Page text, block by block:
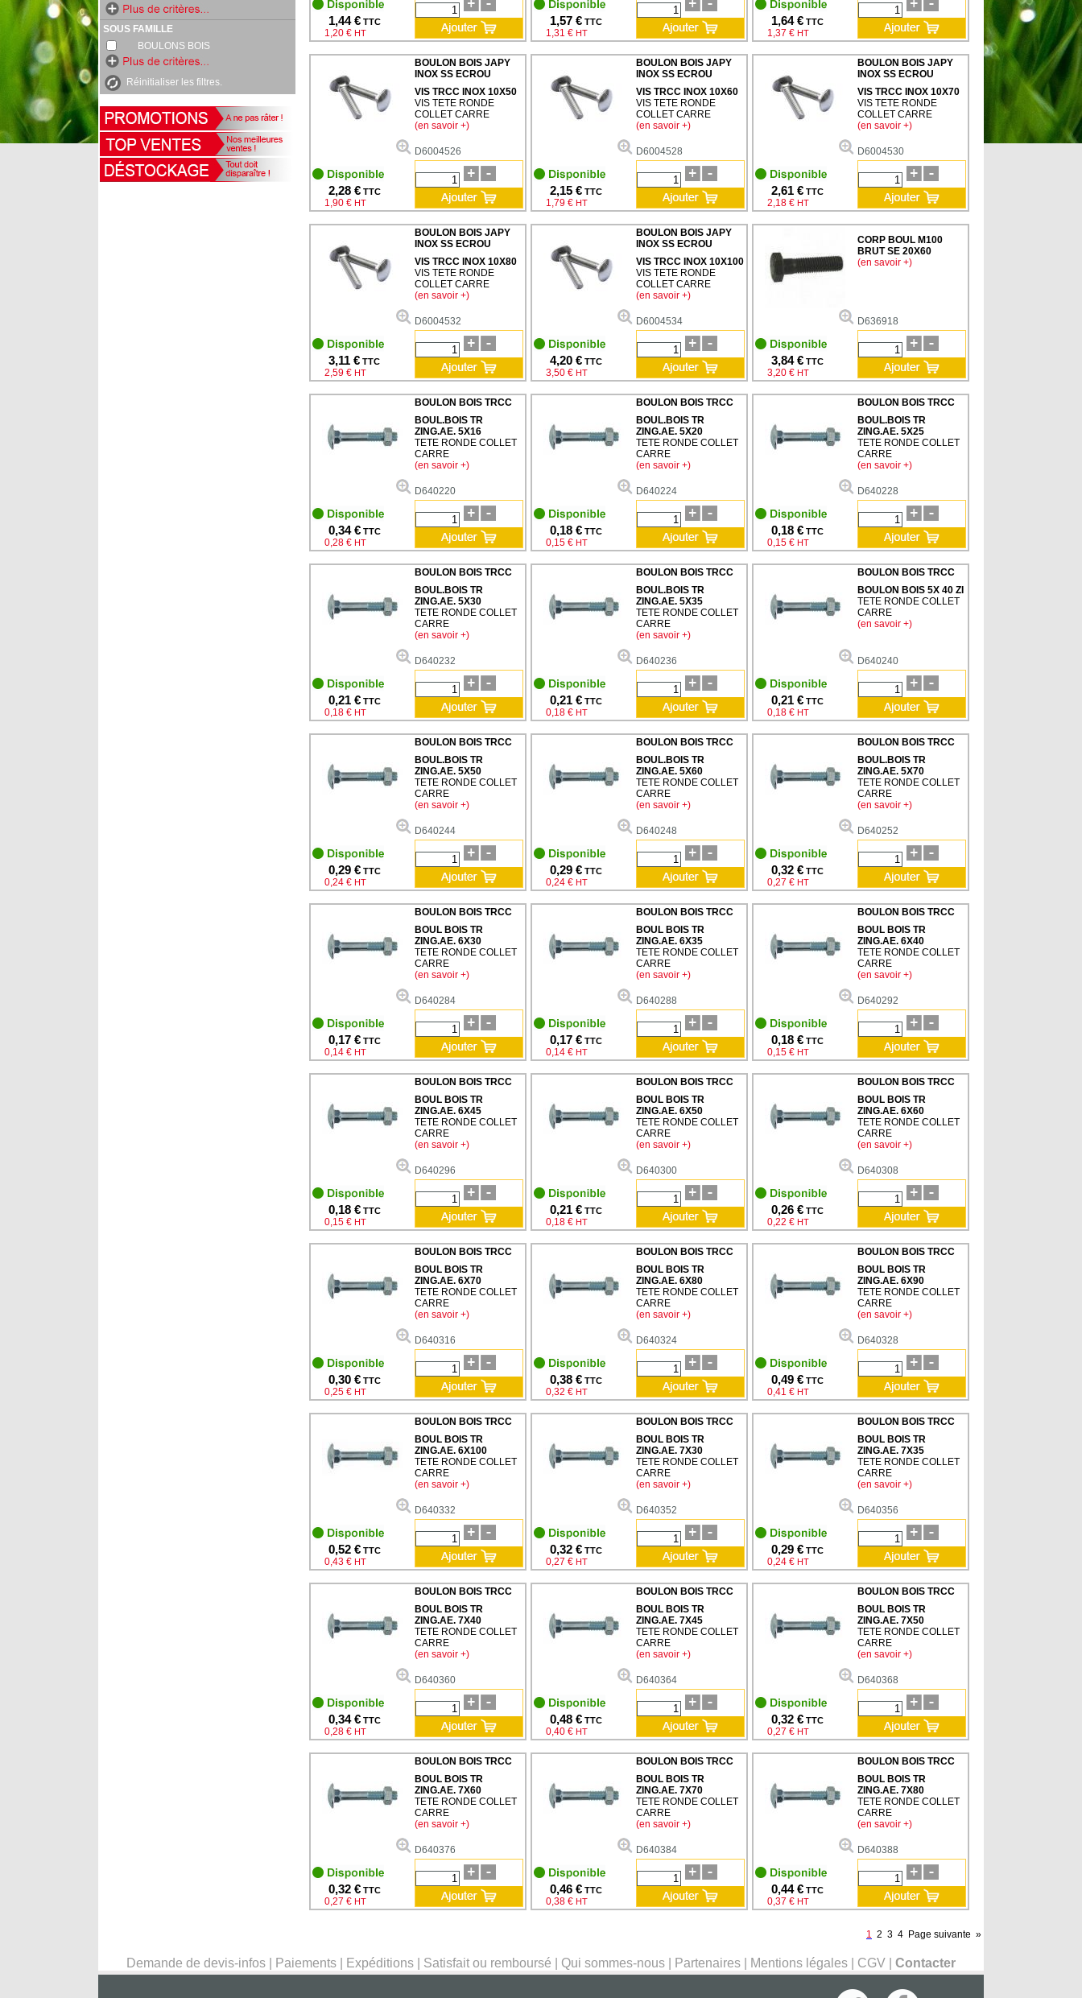
SOUS FAMILLE
BOULONS BOIS
Réinitialiser les filtres.
1,44 € TTC
1,20 € HT
1,57 € TTC
1,31 € HT
1,64 € TTC
1,37 € HT
2,28 € TTC
1,90 € HT
BOULON BOIS JAPY
INOX SS ECROU
VIS TRCC INOX 10X50
VIS TETE RONDE
COLLET CARRE
(en savoir +)
D6004526
2,15 € TTC
1,79 € HT
BOULON BOIS JAPY
INOX SS ECROU
VIS TRCC INOX 10X60
VIS TETE RONDE
COLLET CARRE
(en savoir +)
D6004528
2,61 € TTC
2,18 € HT
BOULON BOIS JAPY
INOX SS ECROU
VIS TRCC INOX 10X70
VIS TETE RONDE
COLLET CARRE
(en savoir +)
D6004530
3,11 € TTC
2,59 € HT
BOULON BOIS JAPY
INOX SS ECROU
VIS TRCC INOX 10X80
VIS TETE RONDE
COLLET CARRE
(en savoir +)
D6004532
4,20 € TTC
3,50 € HT
BOULON BOIS JAPY
INOX SS ECROU
VIS TRCC INOX 10X100
VIS TETE RONDE
COLLET CARRE
(en savoir +)
D6004534
3,84 € TTC
3,20 € HT
CORP BOUL M100
BRUT SE 20X60
(en savoir +)
D636918
0,34 € TTC
0,28 € HT
BOULON BOIS TRCC
BOUL.BOIS TR
ZING.AE. 5X16
TETE RONDE COLLET
CARRE
(en savoir +)
D640220
0,18 € TTC
0,15 € HT
BOULON BOIS TRCC
BOUL.BOIS TR
ZING.AE. 5X20
TETE RONDE COLLET
CARRE
(en savoir +)
D640224
0,18 € TTC
0,15 € HT
BOULON BOIS TRCC
BOUL.BOIS TR
ZING.AE. 5X25
TETE RONDE COLLET
CARRE
(en savoir +)
D640228
0,21 € TTC
0,18 € HT
BOULON BOIS TRCC
BOUL.BOIS TR
ZING.AE. 5X30
TETE RONDE COLLET
CARRE
(en savoir +)
D640232
0,21 € TTC
0,18 € HT
BOULON BOIS TRCC
BOUL.BOIS TR
ZING.AE. 5X35
TETE RONDE COLLET
CARRE
(en savoir +)
D640236
0,21 € TTC
0,18 € HT
BOULON BOIS TRCC
BOULON BOIS 5X 40 ZI
TETE RONDE COLLET
CARRE
(en savoir +)
D640240
0,29 € TTC
0,24 € HT
BOULON BOIS TRCC
BOUL.BOIS TR
ZING.AE. 5X50
TETE RONDE COLLET
CARRE
(en savoir +)
D640244
0,29 € TTC
0,24 € HT
BOULON BOIS TRCC
BOUL.BOIS TR
ZING.AE. 5X60
TETE RONDE COLLET
CARRE
(en savoir +)
D640248
0,32 € TTC
0,27 € HT
BOULON BOIS TRCC
BOUL.BOIS TR
ZING.AE. 5X70
TETE RONDE COLLET
CARRE
(en savoir +)
D640252
0,17 € TTC
0,14 € HT
BOULON BOIS TRCC
BOUL BOIS TR
ZING.AE. 6X30
TETE RONDE COLLET
CARRE
(en savoir +)
D640284
0,17 € TTC
0,14 € HT
BOULON BOIS TRCC
BOUL BOIS TR
ZING.AE. 6X35
TETE RONDE COLLET
CARRE
(en savoir +)
D640288
0,18 € TTC
0,15 € HT
BOULON BOIS TRCC
BOUL BOIS TR
ZING.AE. 6X40
TETE RONDE COLLET
CARRE
(en savoir +)
D640292
0,18 € TTC
0,15 € HT
BOULON BOIS TRCC
BOUL BOIS TR
ZING.AE. 6X45
TETE RONDE COLLET
CARRE
(en savoir +)
D640296
0,21 € TTC
0,18 € HT
BOULON BOIS TRCC
BOUL BOIS TR
ZING.AE. 6X50
TETE RONDE COLLET
CARRE
(en savoir +)
D640300
0,26 € TTC
0,22 € HT
BOULON BOIS TRCC
BOUL BOIS TR
ZING.AE. 6X60
TETE RONDE COLLET
CARRE
(en savoir +)
D640308
0,30 € TTC
0,25 € HT
BOULON BOIS TRCC
BOUL BOIS TR
ZING.AE. 6X70
TETE RONDE COLLET
CARRE
(en savoir +)
D640316
0,38 € TTC
0,32 € HT
BOULON BOIS TRCC
BOUL BOIS TR
ZING.AE. 6X80
TETE RONDE COLLET
CARRE
(en savoir +)
D640324
0,49 € TTC
0,41 € HT
BOULON BOIS TRCC
BOUL BOIS TR
ZING.AE. 6X90
TETE RONDE COLLET
CARRE
(en savoir +)
D640328
0,52 € TTC
0,43 € HT
BOULON BOIS TRCC
BOUL BOIS TR
ZING.AE. 6X100
TETE RONDE COLLET
CARRE
(en savoir +)
D640332
0,32 € TTC
0,27 € HT
BOULON BOIS TRCC
BOUL BOIS TR
ZING.AE. 7X30
TETE RONDE COLLET
CARRE
(en savoir +)
D640352
0,29 € TTC
0,24 € HT
BOULON BOIS TRCC
BOUL BOIS TR
ZING.AE. 7X35
TETE RONDE COLLET
CARRE
(en savoir +)
D640356
0,34 € TTC
0,28 € HT
BOULON BOIS TRCC
BOUL BOIS TR
ZING.AE. 7X40
TETE RONDE COLLET
CARRE
(en savoir +)
D640360
0,48 € TTC
0,40 € HT
BOULON BOIS TRCC
BOUL BOIS TR
ZING.AE. 7X45
TETE RONDE COLLET
CARRE
(en savoir +)
D640364
0,32 € TTC
0,27 € HT
BOULON BOIS TRCC
BOUL BOIS TR
ZING.AE. 7X50
TETE RONDE COLLET
CARRE
(en savoir +)
D640368
0,32 € TTC
0,27 € HT
BOULON BOIS TRCC
BOUL BOIS TR
ZING.AE. 7X60
TETE RONDE COLLET
CARRE
(en savoir +)
D640376
0,46 € TTC
0,38 € HT
BOULON BOIS TRCC
BOUL BOIS TR
ZING.AE. 7X70
TETE RONDE COLLET
CARRE
(en savoir +)
D640384
0,44 € TTC
0,37 € HT
BOULON BOIS TRCC
BOUL BOIS TR
ZING.AE. 7X80
TETE RONDE COLLET
CARRE
(en savoir +)
D640388
1 2 3 4 Page suivante »
Demande de devis-infos Paiements Expéditions Satisfait ou remboursé Qui sommes-nous Partenaires Mentions légales CGV Contacter